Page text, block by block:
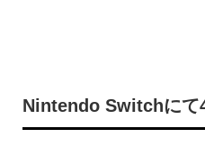
Nintendo Switchにて